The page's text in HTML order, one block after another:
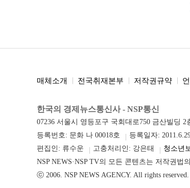
매체소개 전국취재본부 저작권규약
한국의 경제뉴스통신사 - NSP통신
07236 서울시 영등포구 국회대로750 금산빌딩 2
등록번호: 문화 나 00018호
등록일자:
편집인: 류수운
고충처리인: 강은태 청소년
NSP NEWS·NSP TV의 모든 콘텐츠는 저작권
ⓒ 2006. NSP NEWS AGENCY. All rights reserved.